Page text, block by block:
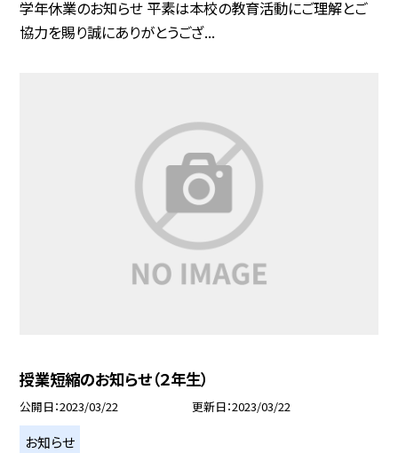
学年休業のお知らせ 平素は本校の教育活動にご理解とご
協力を賜り誠にありがとうござ...
授業短縮のお知らせ（２年生）
公開日 2023/03/22 更新日 2023/03/22
お知らせ